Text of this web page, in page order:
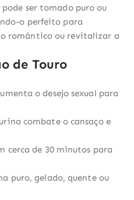
ser tomado puro ou
o perfeito para
romântico ou revitalizar a
de Touro
o desejo sexual para
combate o cansaço e
cerca de 30 minutos para
puro, gelado, quente ou